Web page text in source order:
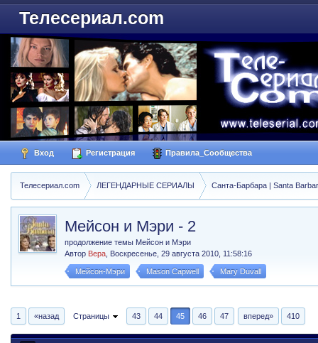
Телесериал.com
Вход Регистрация Правила_Сообщества
Телесериал.com ЛЕГЕНДАРНЫЕ СЕРИАЛЫ Санта-Барбара | Santa
Мейсон и Мэри - 2
продолжение темы Мейсон и Мэри
Автор Вера Воскресенье, 29 августа 2010, 11:58:16
Мейсон-Мэри Mason Capwell Mary Duvall
1 «назад Страницы 43 44 45 46 47 вперед» 410